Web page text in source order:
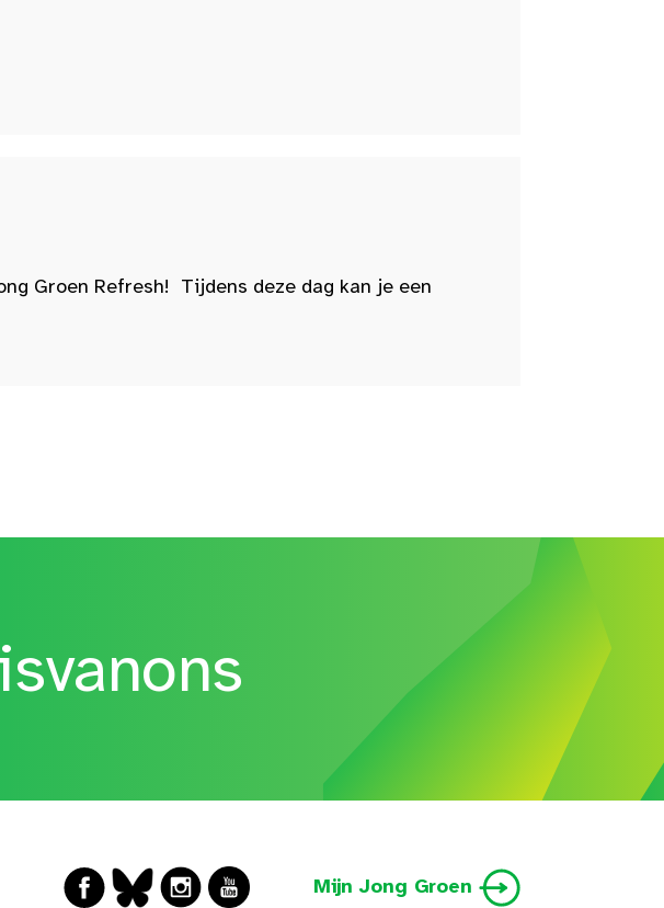
Groen Refresh! Tijdens deze dag kan je een
Mijn Jong Groen